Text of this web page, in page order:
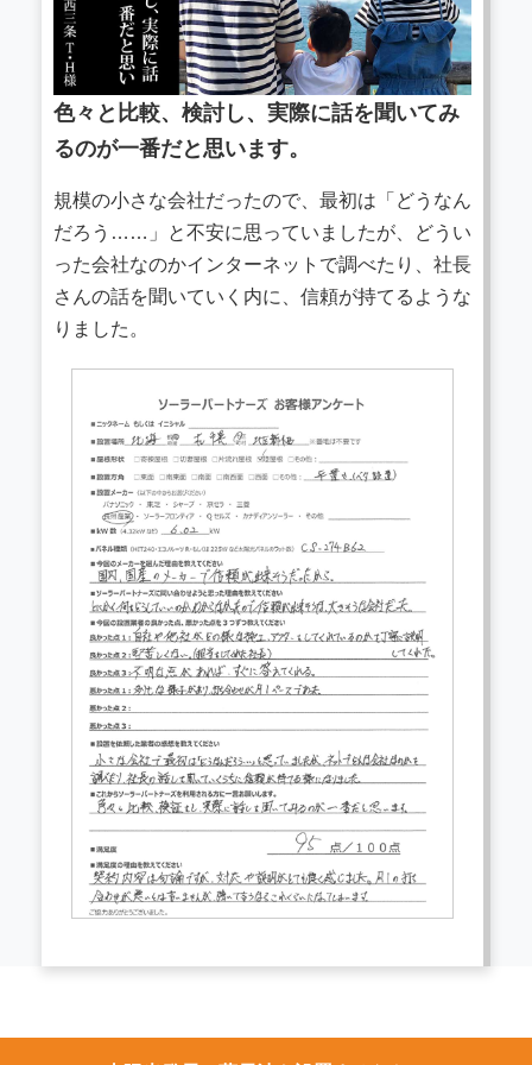
色々と比較、検討し、実際に話を聞いてみ
るのが一番だと思います。
規模の小さな会社だったので、最初は「どうなん
だろう……」と不安に思っていましたが、どうい
った会社なのかインターネットで調べたり、社長
さんの話を聞いていく内に、信頼が持てるような
りました。